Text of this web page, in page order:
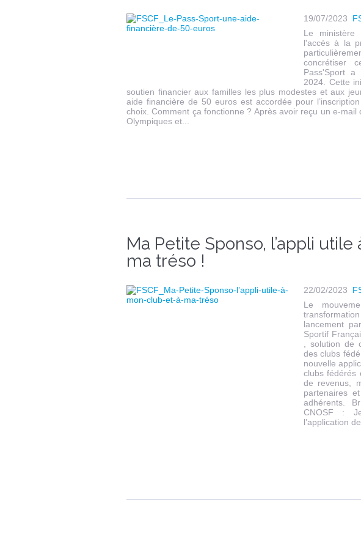
19/07/2023
Le ministère
l'accès à la
concrétiser
Pass'Sport a
2024. Cette
soutien financier aux familles les plus modestes et aux
aide financière de 50 euros est accordée pour
choix. Comment ça fonctionne ? Après avoir reçu un e-
Olympiques et...
Ma Petite Sponso, l’appli
ma tréso !
22/02/2023
Le
lancement
Sportif
, solution de
des clubs
nouvelle
clubs fédérés
de revenus,
partenaires
adhérents.
CNOSF :
l’application